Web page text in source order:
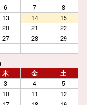
6 7
8
13 14
15
20 21
22
27 28
29
木 金
土
3 4
5
10 11
12